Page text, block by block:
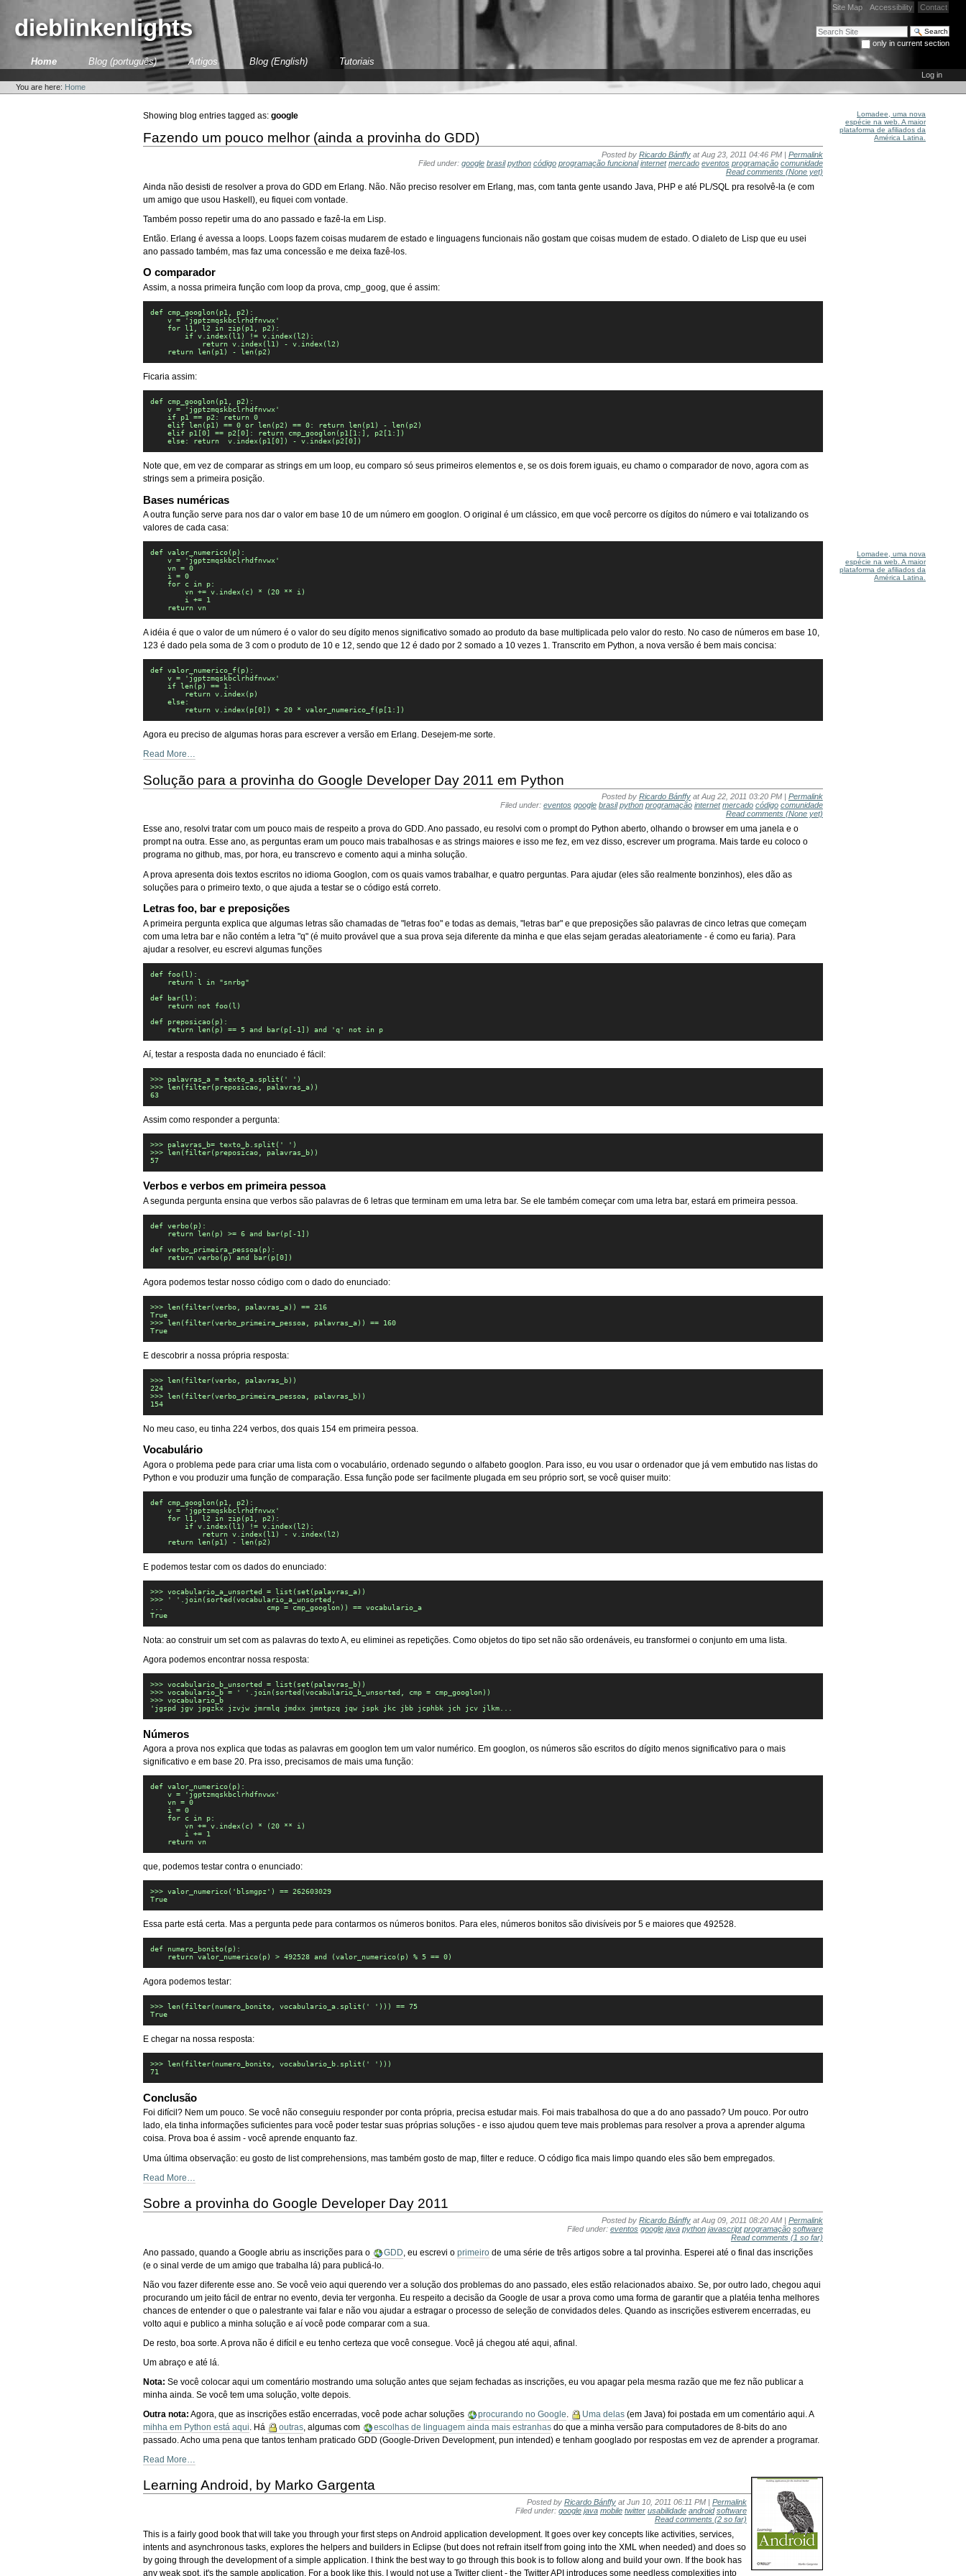
content.
Site Map Accessibility Contact
Search Site
only in current section
Advanced Search…
dieblinkenlights
SectionsHome Blog (português) Artigos Blog (English) Tutoriais
tools
Log in
You are here: Home
Showing blog entries tagged as:google
Fazendo um pouco melhor (ainda a provinha do GDD)
Posted by Ricardo Bánffy at Aug 23, 2011 04:46 PM | Permalink
Filed under: google brasil python código programação funcional internet mercado eventos programação comunidade
Read comments (None yet)
Ainda não desisti de resolver a prova do GDD em Erlang. Não. Não preciso resolver em Erlang, mas, com tanta gente usando Java, PHP e até PL/SQL pra resolvê-la (e com
um amigo que usou Haskell), eu fiquei com vontade.
Também posso repetir uma do ano passado e fazê-la em Lisp.
Então. Erlang é avessa a loops. Loops fazem coisas mudarem de estado e linguagens funcionais não gostam que coisas mudem de estado. O dialeto de Lisp que eu usei
ano passado também, mas faz uma concessão e me deixa fazê-los.
O comparador
Assim, a nossa primeira função com loop da prova, cmp_goog, que é assim:
def cmp_googlon(p1, p2):
v = 'jgptzmqskbclrhdfnvwx'
for l1, l2 in zip(p1, p2):
if v.index(l1) != v.index(l2):
return v.index(l1) - v.index(l2)
return len(p1) - len(p2)
Ficaria assim:
def cmp_googlon(p1, p2):
v = 'jgptzmqskbclrhdfnvwx'
if p1 == p2: return 0
elif len(p1) == 0 or len(p2) == 0: return len(p1) - len(p2)
elif p1[0] == p2[0]: return cmp_googlon(p1[1:], p2[1:])
else: return  v.index(p1[0]) - v.index(p2[0])
Note que, em vez de comparar as strings em um loop, eu comparo só seus primeiros elementos e, se os dois forem iguais, eu chamo o comparador de novo, agora com as
strings sem a primeira posição.
Bases numéricas
A outra função serve para nos dar o valor em base 10 de um número em googlon. O original é um clássico, em que você percorre os dígitos do número e vai totalizando os
valores de cada casa:
def valor_numerico(p):
v = 'jgptzmqskbclrhdfnvwx'
vn = 0
i = 0
for c in p:
vn += v.index(c) * (20 ** i)
i += 1
return vn
A idéia é que o valor de um número é o valor do seu dígito menos significativo somado ao produto da base multiplicada pelo valor do resto. No caso de números em base 10,
123 é dado pela soma de 3 com o produto de 10 e 12, sendo que 12 é dado por 2 somado a 10 vezes 1. Transcrito em Python, a nova versão é bem mais concisa:
def valor_numerico_f(p):
v = 'jgptzmqskbclrhdfnvwx'
if len(p) == 1:
return v.index(p)
else:
return v.index(p[0]) + 20 * valor_numerico_f(p[1:])
Agora eu preciso de algumas horas para escrever a versão em Erlang. Desejem-me sorte.
Read More…
Solução para a provinha do Google Developer Day 2011 em Python
Posted by Ricardo Bánffy at Aug 22, 2011 03:20 PM | Permalink
Filed under: eventos google brasil python programação internet mercado código comunidade
Read comments (None yet)
Esse ano, resolvi tratar com um pouco mais de respeito a prova do GDD. Ano passado, eu resolvi com o prompt do Python aberto, olhando o browser em uma janela e o
prompt na outra. Esse ano, as perguntas eram um pouco mais trabalhosas e as strings maiores e isso me fez, em vez disso, escrever um programa. Mais tarde eu coloco o
programa no github, mas, por hora, eu transcrevo e comento aqui a minha solução.
A prova apresenta dois textos escritos no idioma Googlon, com os quais vamos trabalhar, e quatro perguntas. Para ajudar (eles são realmente bonzinhos), eles dão as
soluções para o primeiro texto, o que ajuda a testar se o código está correto.
Letras foo, bar e preposições
A primeira pergunta explica que algumas letras são chamadas de "letras foo" e todas as demais, "letras bar" e que preposições são palavras de cinco letras que começam
com uma letra bar e não contém a letra "q" (é muito provável que a sua prova seja diferente da minha e que elas sejam geradas aleatoriamente - é como eu faria). Para
ajudar a resolver, eu escrevi algumas funções
def foo(l):
    return l in "snrbg"
def bar(l):
    return not foo(l)
def preposicao(p):
    return len(p) == 5 and bar(p[-1]) and 'q' not in p
Aí, testar a resposta dada no enunciado é fácil:
>>> palavras_a = texto_a.split(' ')
>>> len(filter(preposicao, palavras_a))
63
Assim como responder a pergunta:
>>> palavras_b= texto_b.split(' ')
>>> len(filter(preposicao, palavras_b))
57
Verbos e verbos em primeira pessoa
A segunda pergunta ensina que verbos são palavras de 6 letras que terminam em uma letra bar. Se ele também começar com uma letra bar, estará em primeira pessoa.
def verbo(p):
return len(p) >= 6 and bar(p[-1])
def verbo_primeira_pessoa(p):
return verbo(p) and bar(p[0])
Agora podemos testar nosso código com o dado do enunciado:
>>> len(filter(verbo, palavras_a)) == 216
True
>>> len(filter(verbo_primeira_pessoa, palavras_a)) == 160
True
E descobrir a nossa própria resposta:
>>> len(filter(verbo, palavras_b))
224
>>> len(filter(verbo_primeira_pessoa, palavras_b))
154
No meu caso, eu tinha 224 verbos, dos quais 154 em primeira pessoa.
Vocabulário
Agora o problema pede para criar uma lista com o vocabulário, ordenado segundo o alfabeto googlon. Para isso, eu vou usar o ordenador que já vem embutido nas listas do
Python e vou produzir uma função de comparação. Essa função pode ser facilmente plugada em seu próprio sort, se você quiser muito:
def cmp_googlon(p1, p2):
v = 'jgptzmqskbclrhdfnvwx'
for l1, l2 in zip(p1, p2):
if v.index(l1) != v.index(l2):
return v.index(l1) - v.index(l2)
return len(p1) - len(p2)
E podemos testar com os dados do enunciado:
>>> vocabulario_a_unsorted = list(set(palavras_a))
>>> ' '.join(sorted(vocabulario_a_unsorted,
...                        cmp = cmp_googlon)) == vocabulario_a
True
Nota: ao construir um set com as palavras do texto A, eu eliminei as repetições. Como objetos do tipo set não são ordenáveis, eu transformei o conjunto em uma lista.
Agora podemos encontrar nossa resposta:
>>> vocabulario_b_unsorted = list(set(palavras_b))
>>> vocabulario_b = ' '.join(sorted(vocabulario_b_unsorted, cmp = cmp_googlon))
>>> vocabulario_b
'jgspd jgv jpgzkx jzvjw jmrmlq jmdxx jmntpzq jqw jspk jkc jbb jcphbk jch jcv jlkm...
Números
Agora a prova nos explica que todas as palavras em googlon tem um valor numérico. Em googlon, os números são escritos do dígito menos significativo para o mais
significativo e em base 20. Pra isso, precisamos de mais uma função:
def valor_numerico(p):
v = 'jgptzmqskbclrhdfnvwx'
vn = 0
i = 0
for c in p:
vn += v.index(c) * (20 ** i)
i += 1
return vn
que, podemos testar contra o enunciado:
>>> valor_numerico('blsmgpz') == 262603029
True
Essa parte está certa. Mas a pergunta pede para contarmos os números bonitos. Para eles, números bonitos são divisíveis por 5 e maiores que 492528.
def numero_bonito(p):
return valor_numerico(p) > 492528 and (valor_numerico(p) % 5 == 0)
Agora podemos testar:
>>> len(filter(numero_bonito, vocabulario_a.split(' '))) == 75
True
E chegar na nossa resposta:
>>> len(filter(numero_bonito, vocabulario_b.split(' ')))
71
Conclusão
Foi difícil? Nem um pouco. Se você não conseguiu responder por conta própria, precisa estudar mais. Foi mais trabalhosa do que a do ano passado? Um pouco. Por outro
lado, ela tinha informações suficientes para você poder testar suas próprias soluções - e isso ajudou quem teve mais problemas para resolver a prova a aprender alguma
coisa. Prova boa é assim - você aprende enquanto faz.
Uma última observação: eu gosto de list comprehensions, mas também gosto de map, filter e reduce. O código fica mais limpo quando eles são bem empregados.
Read More…
Sobre a provinha do Google Developer Day 2011
Posted by Ricardo Bánffy at Aug 09, 2011 08:20 AM | Permalink
Filed under: eventos google java python javascript programação software
Read comments (1 so far)
Ano passado, quando a Google abriu as inscrições para o GDD , eu escrevi oprimeiro de uma série de três artigos sobre a tal provinha. Esperei até o final das inscrições
(e o sinal verde de um amigo que trabalha lá) para publicá-lo.
Não vou fazer diferente esse ano. Se você veio aqui querendo ver a solução dos problemas do ano passado, eles estão relacionados abaixo. Se, por outro lado, chegou aqui
procurando um jeito fácil de entrar no evento, devia ter vergonha. Eu respeito a decisão da Google de usar a prova como uma forma de garantir que a platéia tenha melhores
chances de entender o que o palestrante vai falar e não vou ajudar a estragar o processo de seleção de convidados deles. Quando as inscrições estiverem encerradas, eu
volto aqui e publico a minha solução e aí você pode comparar com a sua.
De resto, boa sorte. A prova não é difícil e eu tenho certeza que você consegue. Você já chegou até aqui, afinal.
Um abraço e até lá.
Nota: Se você colocar aqui um comentário mostrando uma solução antes que sejam fechadas as inscrições, eu vou apagar pela mesma razão que me fez não publicar a
minha ainda. Se você tem uma solução, volte depois.
Outra nota: Agora, que as inscrições estão encerradas, você pode achar soluções procurando no Google. Uma delas (em Java) foi postada em um comentário aqui. A
mihha em Python está aqui. Há outras, algumas com escolhas de linguagem ainda mais estranhas do que a minha versão para computadores de 8-bits do ano
passado. Acho uma pena que tantos tenham praticado GDD (Google-Driven Development, pun intended) e tenham googlado por respostas em vez de aprender a programar.
Read More…
Learning Android, by Marko Gargenta
Posted by Ricardo Bánffy at Jun 10, 2011 06:11 PM | Permalink
Filed under: google java mobile twitter usabilidade android software
Read comments (2 so far)
This is a fairly good book that will take you through your first steps on Android application development. It goes over key concepts like activities, services,
intents and asynchronous tasks, explores the helpers and builders in Eclipse (but does not refrain itself from going into the XML when needed) and does so
by going through the development of a simple application. I think the best way to go through this book is to follow along and build your own. If the book has
any weak spot, it's the sample application. For a book like this, I would not use a Twitter client - the Twitter API introduces some needless complexities into
Lomadee, uma nova
espécie na web. A maior
plataforma de afiliados da
América Latina.
Lomadee, uma nova
espécie na web. A maior
plataforma de afiliados da
América Latina.